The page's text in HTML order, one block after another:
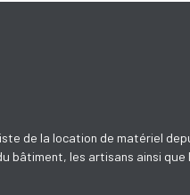
de la location de matériel
bâtiment, les artisans ainsi que